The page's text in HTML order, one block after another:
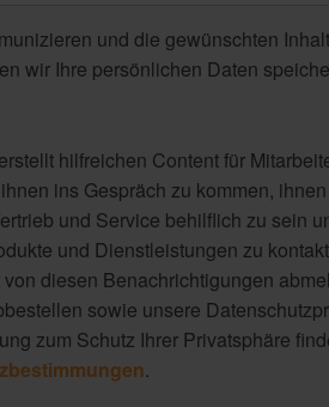
und die gewünschten
wir Ihre persönlichen Daten
hilfreichen Content für
ins Gespräch zu kommen,
und Service behilflich zu sein
und Dienstleistungen zu
diesen Benachrichtigungen
sowie unsere
zum Schutz Ihrer Privatsphäre
.